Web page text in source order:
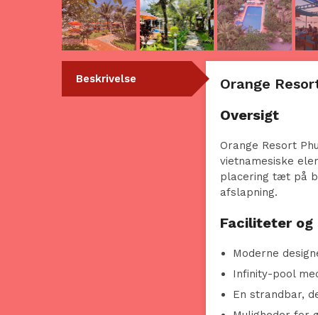
Beskrivelse
Orange
Oversigt
Orange Resort
vietnamesiske
placering tæt på
afslapning.
Faciliteter
Moderne
Infinity-pool
En strandbar,